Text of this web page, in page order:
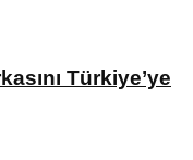
Türkiye’ye